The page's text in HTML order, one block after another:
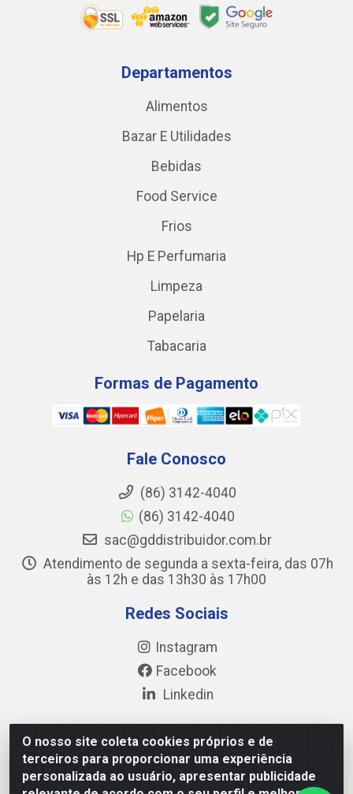
O nosso site coleta cookies próprios e de
terceiros para proporcionar uma experiência
personalizada ao usuário, apresentar publicidade
Departamentos
Alimentos
Bazar E Utilidades
Bebidas
Food Service
Frios
Hp E Perfumaria
Limpeza
Papelaria
Tabacaria
Formas de Pagamento
Fale Conosco
(86) 3142-4040
(86) 3142-4040
sac@gddistribuidor.com.br
Atendimento de segunda a sexta-feira, das 07h
às 12h e das 13h30 às 17h00
Redes Sociais
Instagram
Facebook
Linkedin
GD DISTRIBUIDOR DE ALIMENTOS LTDA - Avenida Prefeito
Wall Ferraz, 17777 - Pedra Miuda, Teresina/PI - CEP 64.038-